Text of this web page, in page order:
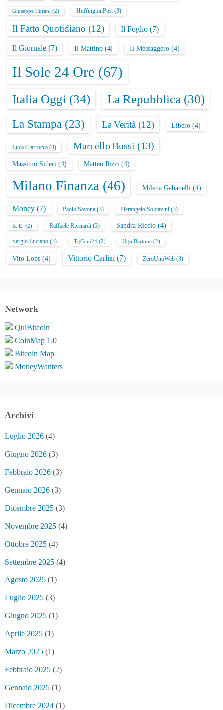
Giuseppe Turani (2) HuffingtonPost(3)
Il Fatto Quotidiano (12) Il Foglio (7)
Il Giornale (7) Il Mattino (4) Il Messaggero (4)
Il Sole 24 Ore (67)
Italia Oggi (34) La Repubblica (30)
La Stampa (23) La Verità (12) Libero (4)
Luca Ciarrocca (3) Marcello Bussi (13)
Massimo Sideri (4) Matteo Rizzi (4)
Milano Finanza (46) Milena Gabanelli (4)
Money (7) Paolo Savona (3) Pierangelo Soldavini (3)
R. E. (2) Raffaele Ricciardi (3) Sandra Riccio (4)
Sergio Luciano (3) TgCom24 (2) Ugo Bertone (2)
Vito Lops (4) Vittorio Carlini (7) ZeroUnoWeb (3)
Network
QuiBitcoin
CoinMap 1.0
Bitcoin Map
MoneyWanters
Archivi
Luglio 2026 (4)
Giugno 2026 (3)
Febbraio 2026 (3)
Gennaio 2026 (3)
Dicembre 2025 (3)
Novembre 2025 (4)
Ottobre 2025 (4)
Settembre 2025 (4)
Agosto 2025 (1)
Luglio 2025 (3)
Giugno 2025 (1)
Aprile 2025 (1)
Marzo 2025 (1)
Febbraio 2025 (2)
Gennaio 2025 (1)
Dicembre 2024 (1)